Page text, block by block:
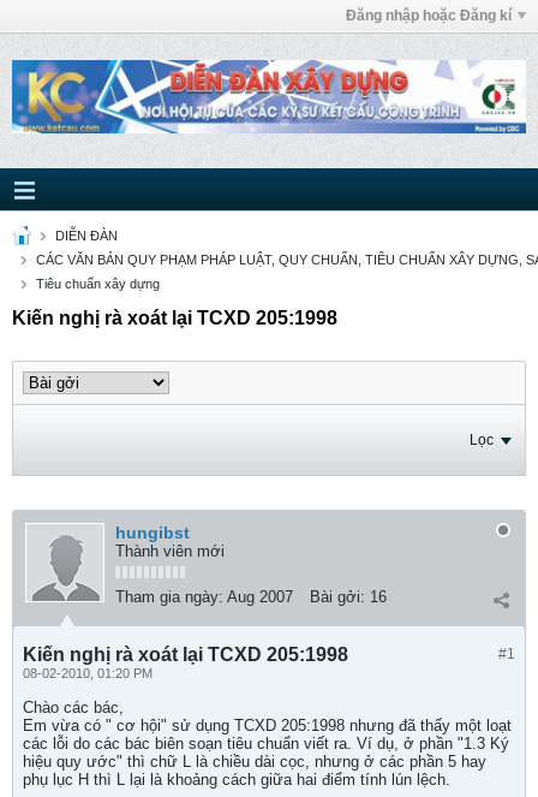
Đăng nhập hoặc Đăng kí
DIỄN ĐÀN
CÁC VĂN BẢN QUY PHẠM PHÁP LUẬT, QUY CHUẨN, TIÊU CHUẨN XÂY DỰNG,
Tiêu chuẩn xây dựng
Kiến nghị rà xoát lại TCXD 205:1998
Lọc
hungibst
Thành viên mới
Tham gia ngày: Aug 2007 Bài gởi: 16
#1
Kiến nghị rà xoát lại TCXD 205:1998
08-02-2010, 01:20 PM
Chào các bác,
Em vừa có " cơ hội" sử dụng TCXD 205:1998 nhưng đã thấy một loạt
các lỗi do các bác biên soạn tiêu chuẩn viết ra. Ví dụ, ở phần "1.3 Ký
hiệu quy ước" thì chữ L là chiều dài cọc, nhưng ở các phần 5 hay
phụ lục H thì L lại là khoảng cách giữa hai điểm tính lún lệch.